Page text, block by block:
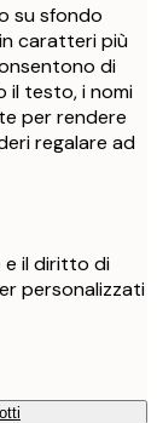
su sfondo
caratteri più
di
il testo, i nomi
per rendere
regalare ad
e il diritto di
personalizzati